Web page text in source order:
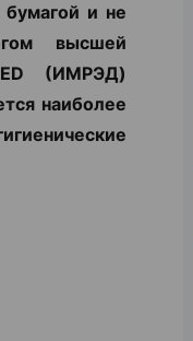
и не
высшей
(ИМРЭД)
наиболее